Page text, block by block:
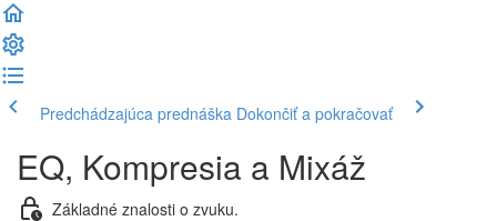
Predchádzajúca prednáška Dokončiť a pokračovať
EQ, Kompresia a Mixáž
Základné znalosti o zvuku.